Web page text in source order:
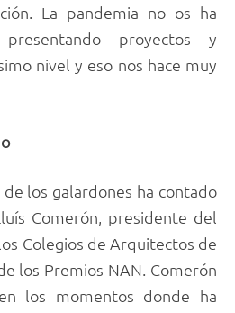
La pandemia no os ha
proyectos y
nivel y eso nos hace muy
los galardones ha contado
Comerón, presidente del
Colegios de Arquitectos de
los Premios NAN. Comerón
los momentos donde ha